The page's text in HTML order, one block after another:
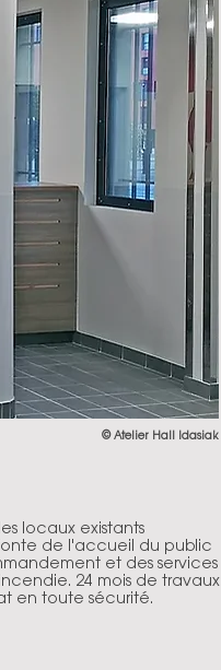
© Atelier Hall Idasiak
locaux existants
de l'accueil du public
et des services
24 mois de travaux
en toute sécurité.